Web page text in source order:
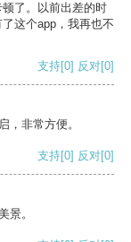
了。以前出差的时
这个app，我再也不
支持[0] 反对[0]
，非常方便。
支持[0] 反对[0]
景。